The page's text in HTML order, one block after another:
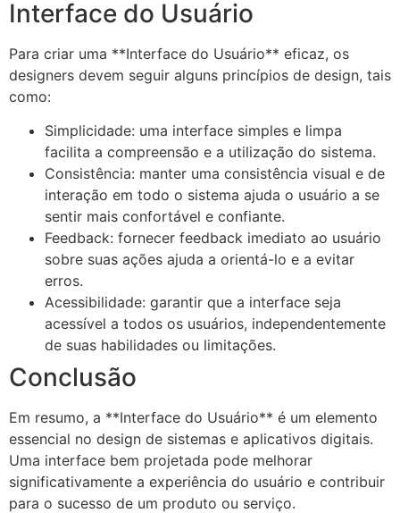
Interface do Usuário
Para criar uma **Interface do Usuário** eficaz, os
designers devem seguir alguns princípios de design, tais
como:
Simplicidade: uma interface simples e limpa
facilita a compreensão e a utilização do sistema.
Consistência: manter uma consistência visual e de
interação em todo o sistema ajuda o usuário a se
sentir mais confortável e confiante.
Feedback: fornecer feedback imediato ao usuário
sobre suas ações ajuda a orientá-lo e a evitar
erros.
Acessibilidade: garantir que a interface seja
acessível a todos os usuários, independentemente
de suas habilidades ou limitações.
Conclusão
Em resumo, a **Interface do Usuário** é um elemento
essencial no design de sistemas e aplicativos digitais.
Uma interface bem projetada pode melhorar
significativamente a experiência do usuário e contribuir
para o sucesso de um produto ou serviço.